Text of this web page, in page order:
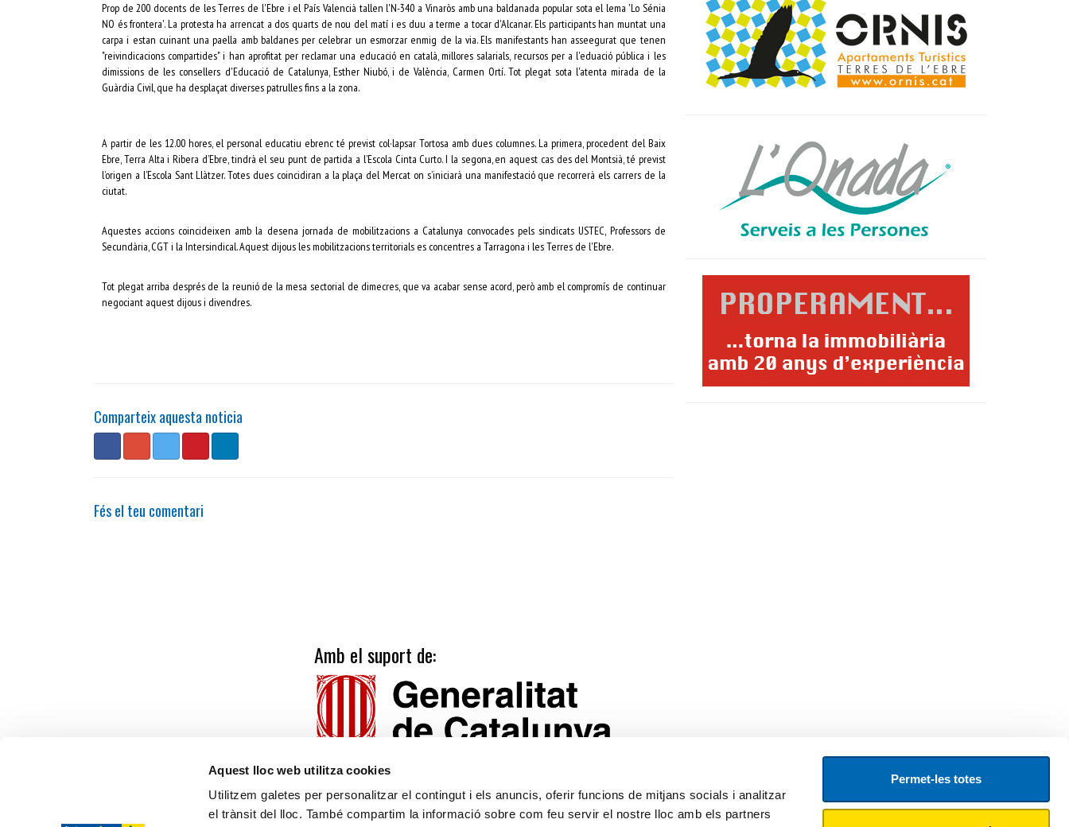
Aquest lloc web utilitza cookies
Utilitzem galetes per personalitzar el contingut i els anuncis, oferir funcions de mitjans socials i analitzar
el trànsit del lloc. També compartim la informació sobre com feu servir el nostre lloc amb els partners
Permet-les totes
Prop de 200 docents de les Terres de l'Ebre i el País Valencià tallen l'N-340 a Vinaròs amb una baldanada popular sota el lema 'Lo Sénia
NO és frontera'. La protesta ha arrencat a dos quarts de nou del matí i es duu a terme a tocar d'Alcanar. Els participants han muntat una
carpa i estan cuinant una paella amb baldanes per celebrar un esmorzar enmig de la via. Els manifestants han asseegurat que tenen
"reivindicacions compartides" i han aprofitat per reclamar una educació en català, millores salarials, recursos per a l'eduació pública i les
dimissions de les consellers d'Educació de Catalunya, Esther Niubó, i de València, Carmen Ortí. Tot plegat sota l'atenta mirada de la
Guàrdia Civil, que ha desplaçat diverses patrulles fins a la zona.
A partir de les 12.00 hores, el personal educatiu ebrenc té previst col·lapsar Tortosa amb dues columnes. La primera, procedent del Baix
Ebre, Terra Alta i Ribera d’Ebre, tindrà el seu punt de partida a l’Escola Cinta Curto. I la segona, en aquest cas des del Montsià, té previst
l’origen a l’Escola Sant Llàtzer. Totes dues coincidiran a la plaça del Mercat on s’iniciarà una manifestació que recorrerà els carrers de la
ciutat.
Aquestes accions coincideixen amb la desena jornada de mobilitzacions a Catalunya convocades pels sindicats USTEC, Professors de
Secundària, CGT i la Intersindical. Aquest dijous les mobilitzacions territorials es concentres a Tarragona i les Terres de l'Ebre.
Tot plegat arriba després de la reunió de la mesa sectorial de dimecres, que va acabar sense acord, però amb el compromís de continuar
negociant aquest dijous i divendres.
Comparteix aquesta noticia
Fés el teu comentari
Amb el suport de: